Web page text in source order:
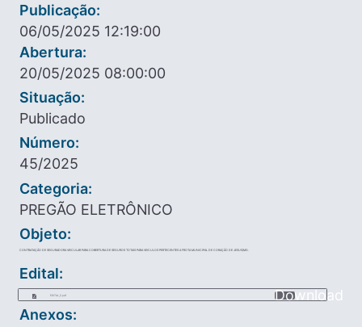
Publicação:
06/05/2025 12:19:00
Abertura:
20/05/2025 08:00:00
Situação:
Publicado
Número:
45/2025
Categoria:
PREGÃO ELETRÔNICO
Objeto:
CONTRATAÇÃO DE SEGURADORA VEICULAR PARA COBERTURA DE SEGUROS TOTAIS PARA VEICULOS PERTECENTES A FROTA MUNICIPAL DE CORAÇÃO DE JESUS/MG.
Edital:
EDITAL_5.pdf
Download
Anexos: